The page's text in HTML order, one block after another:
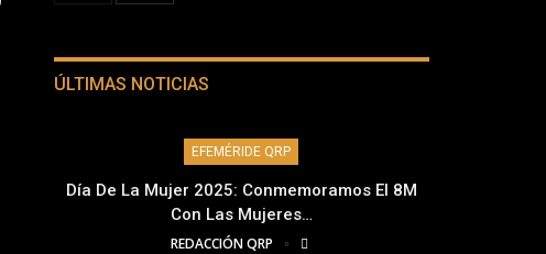
ÚLTIMAS NOTICIAS
EFEMÉRIDE QRP
Día De La Mujer 2025: Conmemoramos El 8M
Con Las Mujeres…
REDACCIÓN QRP